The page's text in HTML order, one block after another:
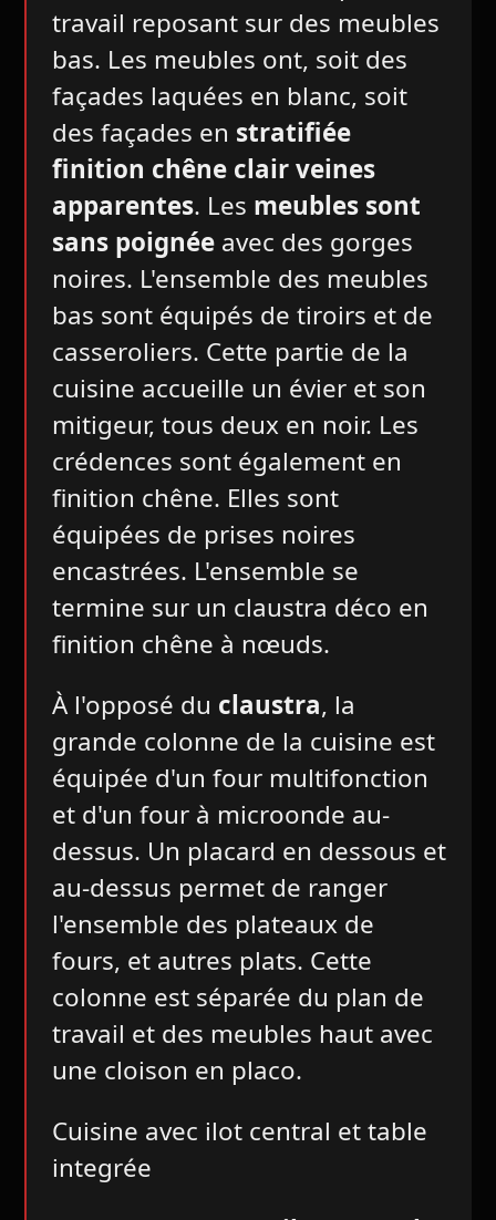
travail reposant sur des meubles
bas. Les meubles ont, soit des
façades laquées en blanc, soit
des façades en stratifiée
finition chêne clair veines
apparentes. Les meubles sont
sans poignéeavec des gorges
noires. L'ensemble des meubles
bas sont équipés de tiroirs et de
casseroliers. Cette partie de la
cuisine accueille un évier et son
mitigeur, tous deux en noir. Les
crédences sont également en
finition chêne. Elles sont
équipées de prises noires
encastrées. L'ensemble se
termine sur un claustra déco en
finition chêne à nœuds.
À l'opposé du claustra, la
grande colonne de la cuisine est
équipée d'un four multifonction
et d'un four à microonde au-
dessus. Un placard en dessous et
au-dessus permet de ranger
l'ensemble des plateaux de
fours, et autres plats. Cette
colonne est séparée du plan de
travail et des meubles haut avec
une cloison en placo.
Cuisine avec ilot central et table
integrée